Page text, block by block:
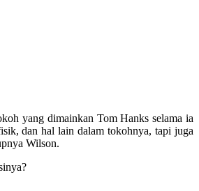
yang dimainkan Tom Hanks selama ia
dan hal lain dalam tokohnya, tapi juga
Wilson.